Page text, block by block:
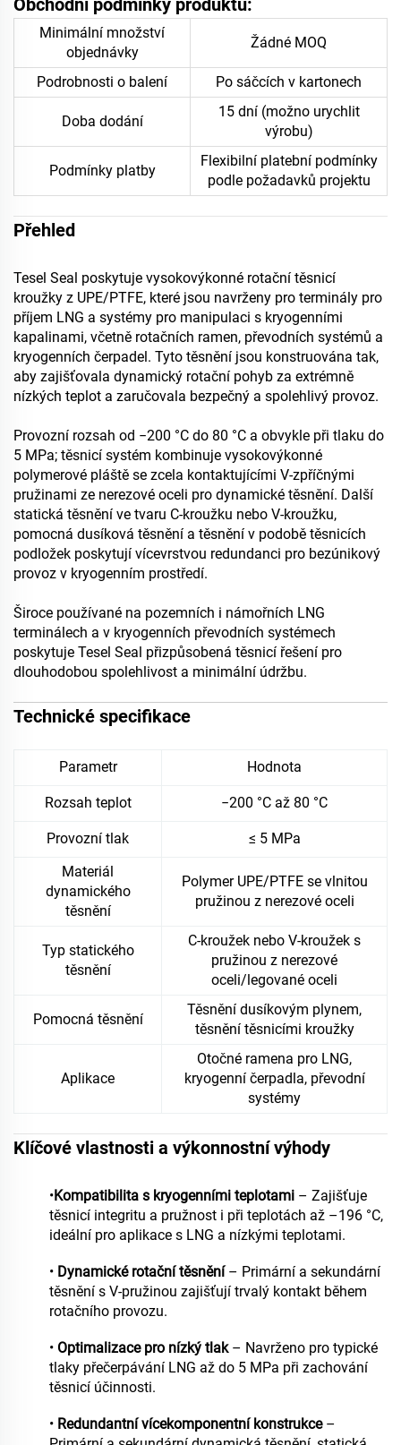
Obchodní podmínky produktů:
Minimální množství
objednávky
Žádné MOQ
Podrobnosti o balení Po sáčcích v kartonech
Doba dodání
15 dní (možno urychlit
výrobu)
Podmínky platby
Flexibilní platební podmínky
podle požadavků projektu
Přehled
Tesel Seal poskytuje vysokovýkonné rotační těsnicí
kroužky z UPE/PTFE, které jsou navrženy pro terminály pro
příjem LNG a systémy pro manipulaci s kryogenními
kapalinami, včetně rotačních ramen, převodních systémů a
kryogenních čerpadel. Tyto těsnění jsou konstruována tak,
aby zajišťovala dynamický rotační pohyb za extrémně
nízkých teplot a zaručovala bezpečný a spolehlivý provoz.
Provozní rozsah od −200 °C do 80 °C a obvykle při tlaku do
5 MPa; těsnicí systém kombinuje vysokovýkonné
polymerové pláště se zcela kontaktujícími V-zpříčnými
pružinami ze nerezové oceli pro dynamické těsnění. Další
statická těsnění ve tvaru C-kroužku nebo V-kroužku,
pomocná dusíková těsnění a těsnění v podobě těsnicích
podložek poskytují vícevrstvou redundanci pro bezúnikový
provoz v kryogenním prostředí.
Široce používané na pozemních i námořních LNG
terminálech a v kryogenních převodních systémech
poskytuje Tesel Seal přizpůsobená těsnicí řešení pro
dlouhodobou spolehlivost a minimální údržbu.
Technické specifikace
Parametr Hodnota
Rozsah teplot −200 °C až 80 °C
Provozní tlak
≤ 5 MPa
Materiál
dynamického
těsnění
Polymer UPE/PTFE se vlnitou
pružinou z nerezové oceli
Typ statického
těsnění
C-kroužek nebo V-kroužek s
pružinou z nerezové
oceli/legované oceli
Pomocná těsnění
Těsnění dusíkovým plynem,
těsnění těsnicími kroužky
Aplikace
Otočné ramena pro LNG,
kryogenní čerpadla, převodní
systémy
Klíčové vlastnosti a výkonnostní výhody
•Kompatibilita s kryogenními teplotami – Zajišťuje
těsnicí integritu a pružnost i při teplotách až –196 °C,
ideální pro aplikace s LNG a nízkými teplotami.
• Dynamické rotační těsnění – Primární a sekundární
těsnění s V-pružinou zajišťují trvalý kontakt během
rotačního provozu.
• Optimalizace pro nízký tlak – Navrženo pro typické
tlaky přečerpávání LNG až do 5 MPa při zachování
těsnicí účinnosti.
• Redundantní vícekomponentní konstrukce –